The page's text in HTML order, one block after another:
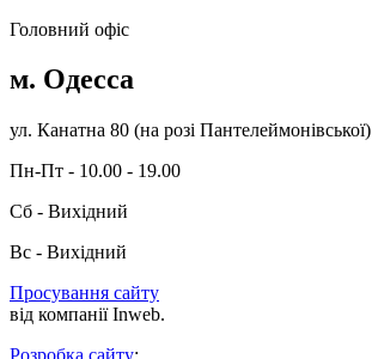
Головний офіс
м. Одесса
ул. Канатна 80 (на розі Пантелеймонівської)
Пн-Пт - 10.00 - 19.00
Сб - Вихідний
Вс - Вихідний
Просування сайту
від компанії Inweb.